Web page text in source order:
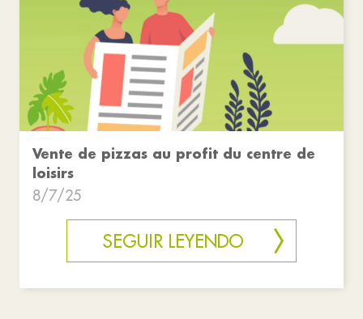
Vente de pizzas au profit du centre de
loisirs
8/7/25
SEGUIR LEYENDO